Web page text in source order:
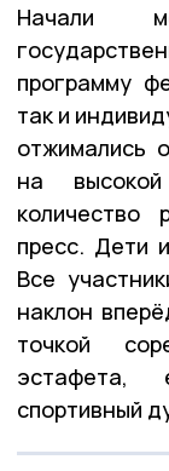
Начали
программу
так и
отжимались
на
количество
пресс. Дети
Все
наклон
точкой
эстафета,
спортивный